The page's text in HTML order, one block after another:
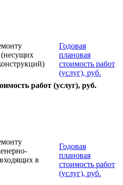
(несущих
Годовая
плановая
стоимость работ
(услуг), руб.
работ (услуг), руб.
в
Годовая
плановая
стоимость работ
(услуг), руб.